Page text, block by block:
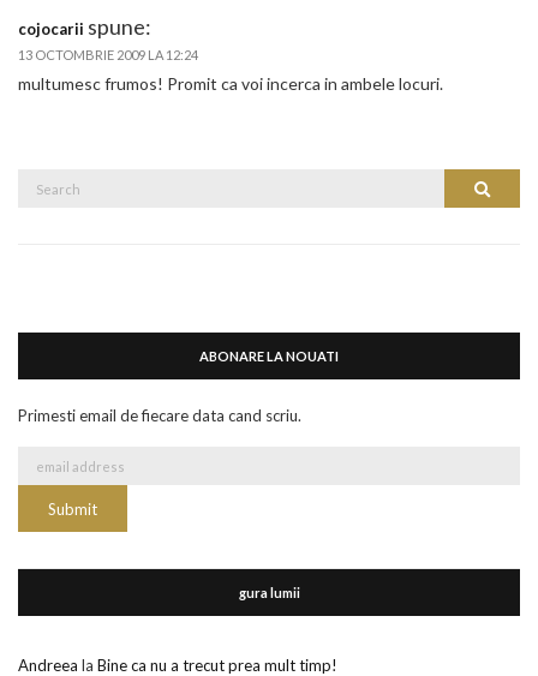
cojocarii spune:
13 OCTOMBRIE 2009 LA 12:24
multumesc frumos! Promit ca voi incerca in ambele locuri.
Search
ABONARE LA NOUATI
Primesti email de fiecare data cand scriu.
gura lumii
Andreea la Bine ca nu a trecut prea mult timp!